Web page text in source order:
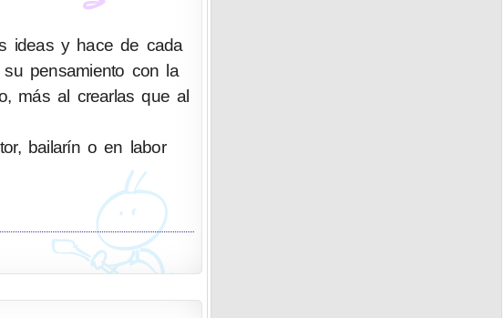
ideas y hace de cada
pensamiento con la
más al crearlas que al
bailarín o en labor